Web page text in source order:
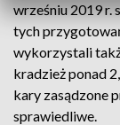
wrześniu 2019 r.
tych
wykorzystali
kradzież ponad
kary zasądzone
sprawiedliwe.